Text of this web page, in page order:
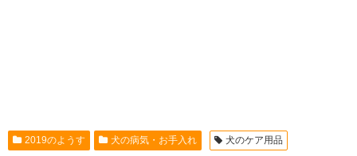
2019のようす 犬の病気・お手入れ 犬のケア用品